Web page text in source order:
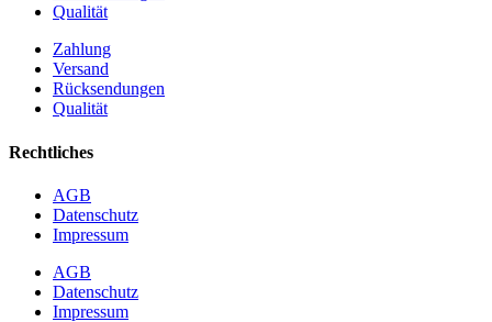
Qualität
Zahlung
Versand
Rücksendungen
Qualität
Rechtliches
AGB
Datenschutz
Impressum
AGB
Datenschutz
Impressum